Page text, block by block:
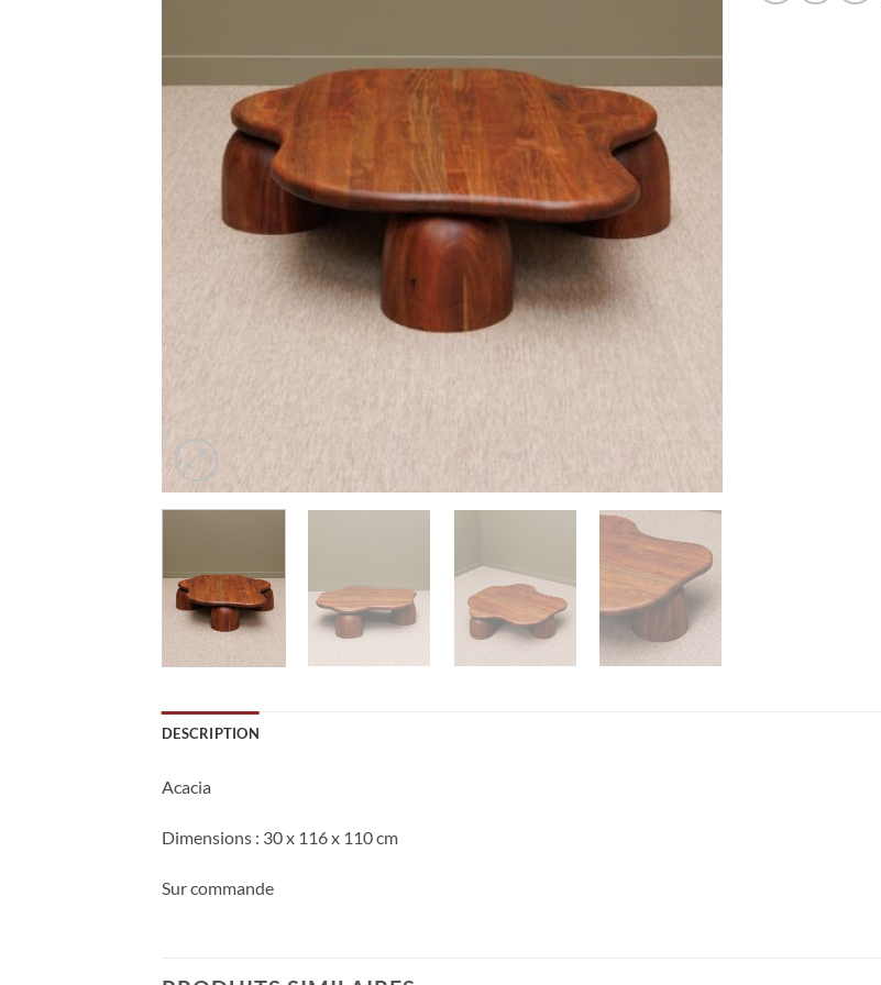
DESCRIPTION
Acacia
Dimensions : 30 x 116 x 110 cm
Sur commande